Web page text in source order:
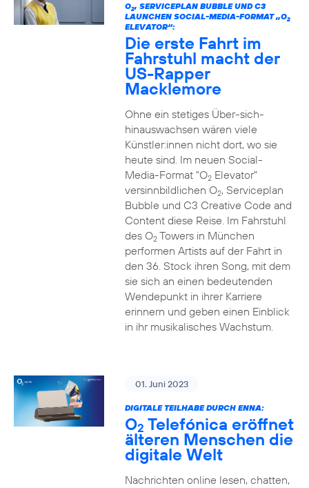
O2, SERVICEPLAN BUBBLE UND C3
LAUNCHEN SOCIAL-MEDIA-FORMAT „O2
ELEVATOR“:
Die erste Fahrt im
Fahrstuhl macht der
US-Rapper
Macklemore
Ohne ein stetiges Über-sich-
hinauswachsen wären viele
Künstler:innen nicht dort, wo sie
heute sind. Im neuen Social-
Media-Format "O2Elevator"
versinnbildlichen O2, Serviceplan
Bubble und C3 Creative Code and
Content diese Reise. Im Fahrstuhl
des O2Towers in München
performen Artists auf der Fahrt in
den 36. Stock ihren Song, mit dem
sie sich an einen bedeutenden
Wendepunkt in ihrer Karriere
erinnern und geben einen Einblick
in ihr musikalisches Wachstum.
01. Juni 2023
DIGITALE TEILHABE DURCH ENNA:
O2 Telefónica eröffnet
älteren Menschen die
digitale Welt
Nachrichten online lesen, chatten,